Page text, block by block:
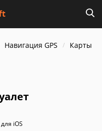
Навигация GPS
Карты
iOS